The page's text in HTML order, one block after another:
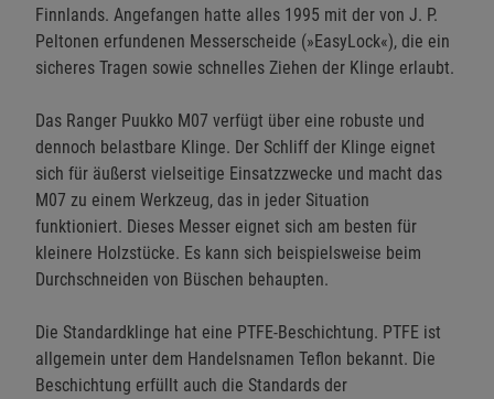
Finnlands. Angefangen hatte alles 1995 mit der von J. P.
Peltonen erfundenen Messerscheide (»EasyLock«), die ein
sicheres Tragen sowie schnelles Ziehen der Klinge erlaubt.
Das Ranger Puukko M07 verfügt über eine robuste und
dennoch belastbare Klinge. Der Schliff der Klinge eignet
sich für äußerst vielseitige Einsatzzwecke und macht das
M07 zu einem Werkzeug, das in jeder Situation
funktioniert. Dieses Messer eignet sich am besten für
kleinere Holzstücke. Es kann sich beispielsweise beim
Durchschneiden von Büschen behaupten.
Die Standardklinge hat eine PTFE-Beschichtung. PTFE ist
allgemein unter dem Handelsnamen Teflon bekannt. Die
Beschichtung erfüllt auch die Standards der